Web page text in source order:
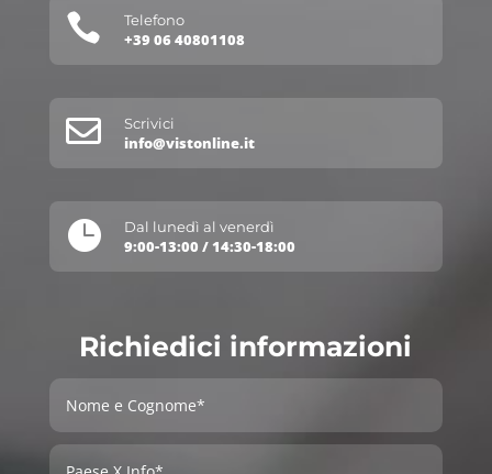
 Telefono
+39 06 40801108
 Scrivici
info@vistonline.it
 Dal lunedì al venerdì
9:00-13:00 / 14:30-18:00
Richiedici informazioni